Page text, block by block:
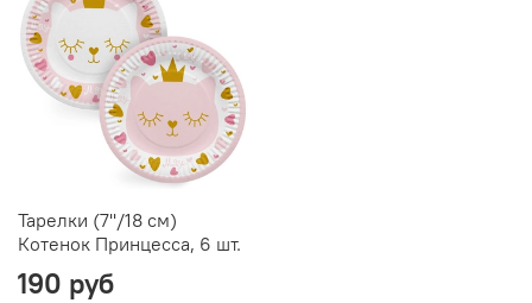
Тарелки (7''/18 см)
Котенок Принцесса, 6 шт.
190 руб